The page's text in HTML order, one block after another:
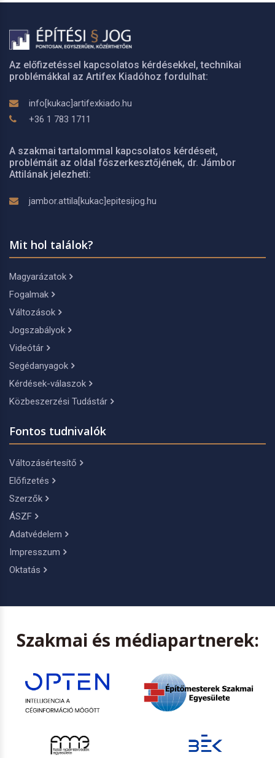
Az előfizetéssel kapcsolatos kérdésekkel, technikai
problémákkal az Artifex Kiadóhoz fordulhat:
info[kukac]artifexkiado.hu
+36 1 783 1711
A szakmai tartalommal kapcsolatos kérdéseit,
problémáit az oldal főszerkesztőjének, dr. Jámbor
Attilának jelezheti:
jambor.attila[kukac]epitesijog.hu
Mit hol találok?
Magyarázatok
Fogalmak
Változások
Jogszabályok
Videótár
Segédanyagok
Kérdések-válaszok
Közbeszerzési Tudástár
Fontos tudnivalók
Változásértesítő
Előfizetés
Szerzők
ÁSZF
Adatvédelem
Impresszum
Oktatás
Szakmai és médiapartnerek: